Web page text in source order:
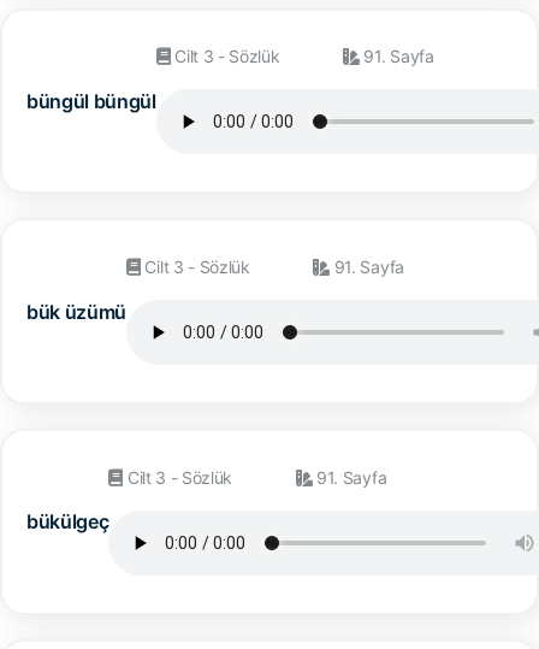
büngül büngül
Cilt 3 - Sözlük 91. Sayfa
bük üzümü
Cilt 3 - Sözlük 91. Sayfa
bükülgeç
Cilt 3 - Sözlük 91. Sayfa